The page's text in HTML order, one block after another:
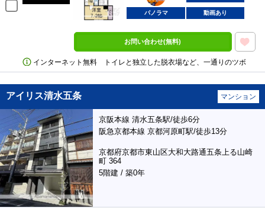
パノラマ 動画あり
お問い合わせ(無料)
インターネット無料 トイレと独立した脱衣場など、一通りのツボ
アイリス清水五条 マンション
京阪本線 清水五条駅/徒歩6分
阪急京都本線 京都河原町駅/徒歩13分
京都府京都市東山区大和大路通五条上る山崎
町 364
5階建 / 築0年